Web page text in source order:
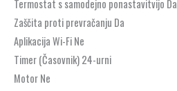
Termostat s samodejno ponastavitvijo Da
Zaščita proti prevračanju Da
Aplikacija Wi-Fi Ne
Timer (Časovnik) 24-urni
Motor Ne